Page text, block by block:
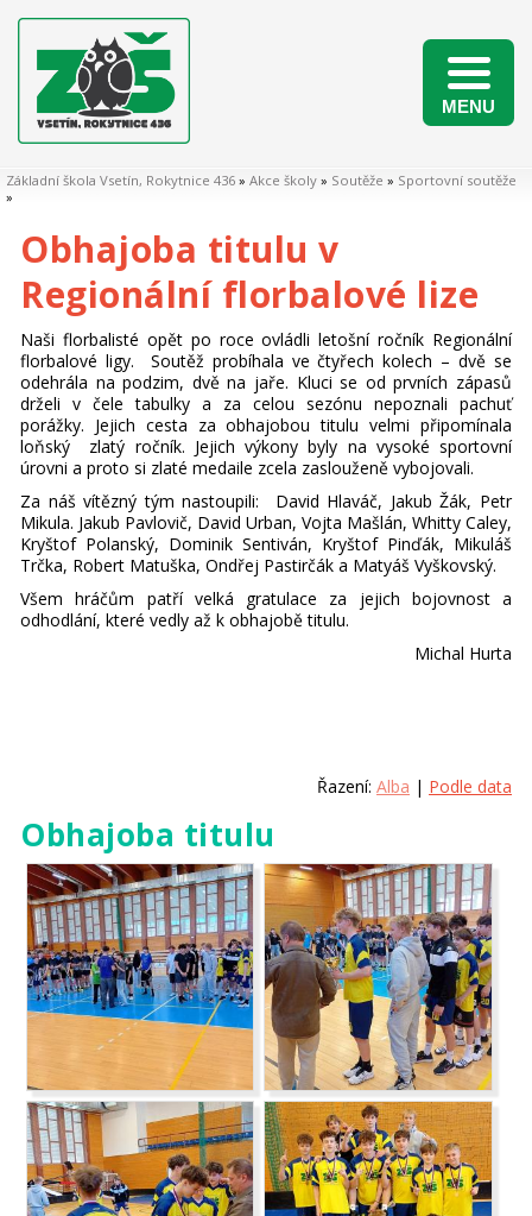
MENU
Základní škola Vsetín, Rokytnice 436 » Akce školy » Soutěže » Sportovní soutěže
»
Obhajoba titulu v
Regionální florbalové lize
Naši florbalisté opět po roce ovládli letošní ročník Regionální
florbalové ligy. Soutěž probíhala ve čtyřech kolech – dvě se
odehrála na podzim, dvě na jaře. Kluci se od prvních zápasů
drželi v čele tabulky a za celou sezónu nepoznali pachuť
porážky. Jejich cesta za obhajobou titulu velmi připomínala
loňský zlatý ročník. Jejich výkony byly na vysoké sportovní
úrovni a proto si zlaté medaile zcela zaslouženě vybojovali.
Za náš vítězný tým nastoupili: David Hlaváč, Jakub Žák, Petr
Mikula. Jakub Pavlovič, David Urban, Vojta Mašlán, Whitty Caley,
Kryštof Polanský, Dominik Sentiván, Kryštof Pinďák, Mikuláš
Trčka, Robert Matuška, Ondřej Pastirčák a Matyáš Vyškovský.
Všem hráčům patří velká gratulace za jejich bojovnost a
odhodlání, které vedly až k obhajobě titulu.
Michal Hurta
Řazení: Alba | Podle data
Obhajoba titulu